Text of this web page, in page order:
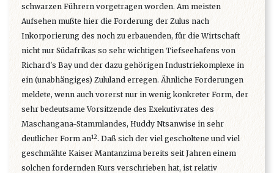
schwarzen Führern vorgetragen worden. Am meisten
Aufsehen mußte hier die Forderung der Zulus nach
Inkorporierung des noch zu erbauenden, für die Wirtschaft
nicht nur Südafrikas so sehr wichtigen Tiefseehafens von
Richard's Bay und der dazu gehörigen Industriekomplexe in
ein (unabhängiges) Zululand erregen. Ähnliche Forderungen
meldete, wenn auch vorerst nur in wenig konkreter Form, der
sehr bedeutsame Vorsitzende des Exekutivrates des
Maschangana-Stammlandes, Huddy Ntsanwise in sehr
deutlicher Form an12. Daß sich der viel gescholtene und viel
geschmähte Kaiser Mantanzima bereits seit Jahren einem
solchen fordernden Kurs verschrieben hat, ist relativ